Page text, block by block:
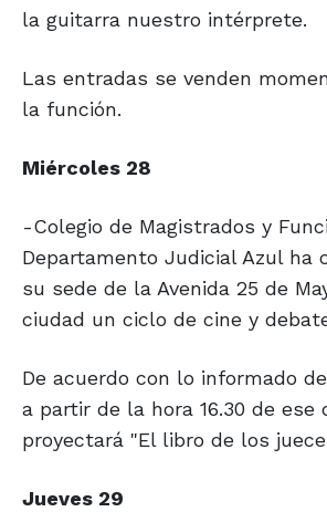
la guitarra nuestro intérprete.
Las entradas se venden
la función.
Miércoles 28
-Colegio de Magistrados y
Departamento Judicial Azul ha
su sede de la Avenida 25 de
ciudad un ciclo de cine y
De acuerdo con lo informado
a partir de la hora 16.30 de ese
proyectará "El libro de los
Jueves 29